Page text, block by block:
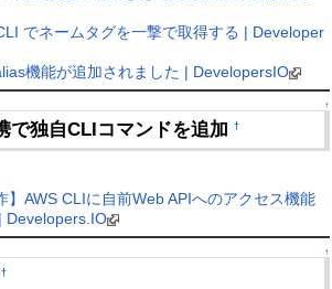
でネームタグを一撃で取得する | Developer
機能が追加されました | DevelopersIO
↑
で独自CLIコマンドを追加†
】AWS CLIに自前Web APIへのアクセス機能
Developers.IO
↑
†